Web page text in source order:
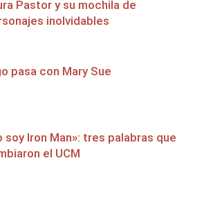
Pastor y su mochila de
inolvidables
pasa con Mary Sue
soy Iron Man»: tres palabras que
el UCM